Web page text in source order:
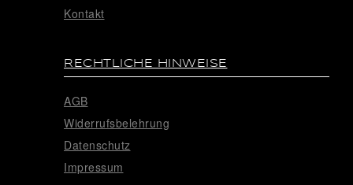
Kontakt
RECHTLICHE HINWEISE
AGB
Widerrufsbelehrung
Datenschutz
Impressum